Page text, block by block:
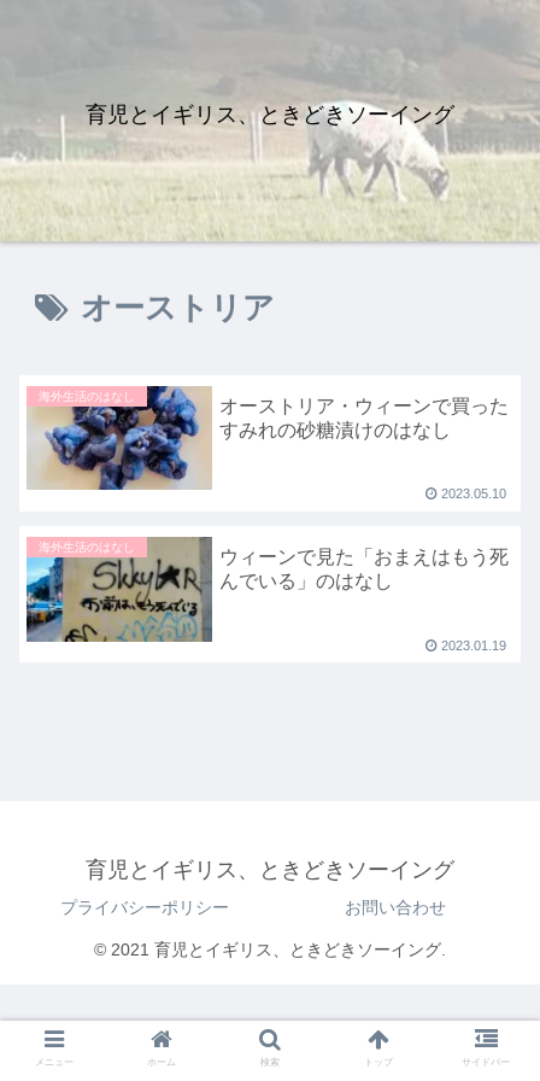
育児とイギリス、ときどきソーイング
オーストリア
海外生活のはなし
オーストリア・ウィーンで買った
すみれの砂糖漬けのはなし
2023.05.10
海外生活のはなし
ウィーンで見た「おまえはもう死
んでいる」のはなし
2023.01.19
育児とイギリス、ときどきソーイング
プライバシーポリシー お問い合わせ
© 2021 育児とイギリス、ときどきソーイング.
メニュー ホーム 検索 トップ サイドバー